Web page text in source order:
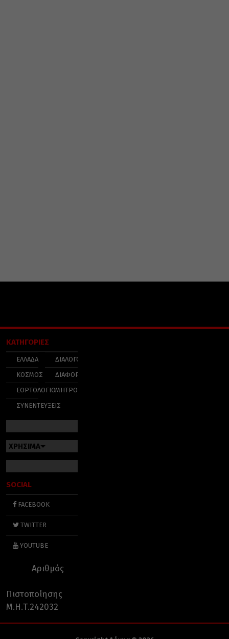
ΚΑΤΗΓΟΡΙΕΣ
ΕΛΛΑΔΑ
ΚΟΣΜΟΣ
ΕΟΡΤΟΛΟΓΙΟ
ΣΥΝΕΝΤΕΥΞΕΙΣ
ΔΙΑΛΟΓΟΣ
ΔΙΑΦΟΡΑ
ΜΗΤΡΟΠΟΛΕΙΣ
ΧΡΗΣΙΜΑ
SOCIAL
FACEBOOK
TWITTER
YOUTUBE
Αριθμός
Πιστοποίησης
Μ.Η.Τ.242032